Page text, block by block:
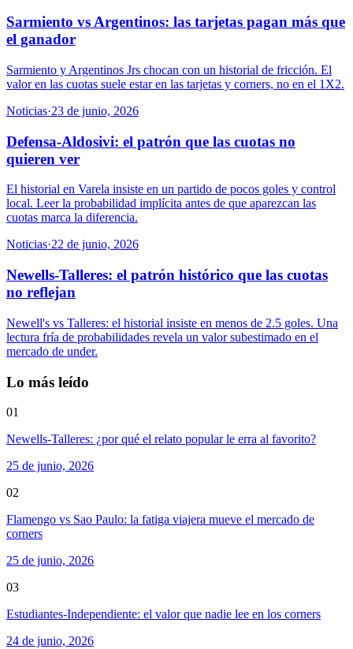
Sarmiento vs Argentinos: las tarjetas pagan más que
el ganador
Sarmiento y Argentinos Jrs chocan con un historial de fricción. El
valor en las cuotas suele estar en las tarjetas y corners, no en el 1X2.
Noticias·23 de junio, 2026
Defensa-Aldosivi: el patrón que las cuotas no
quieren ver
El historial en Varela insiste en un partido de pocos goles y control
local. Leer la probabilidad implícita antes de que aparezcan las
cuotas marca la diferencia.
Noticias·22 de junio, 2026
Newells-Talleres: el patrón histórico que las cuotas
no reflejan
Newell's vs Talleres: el historial insiste en menos de 2.5 goles. Una
lectura fría de probabilidades revela un valor subestimado en el
mercado de under.
Lo más leído
01
Newells-Talleres: ¿por qué el relato popular le erra al favorito?
25 de junio, 2026
02
Flamengo vs Sao Paulo: la fatiga viajera mueve el mercado de
corners
25 de junio, 2026
03
Estudiantes-Independiente: el valor que nadie lee en los corners
24 de junio, 2026